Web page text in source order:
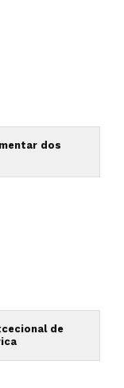
dos
de